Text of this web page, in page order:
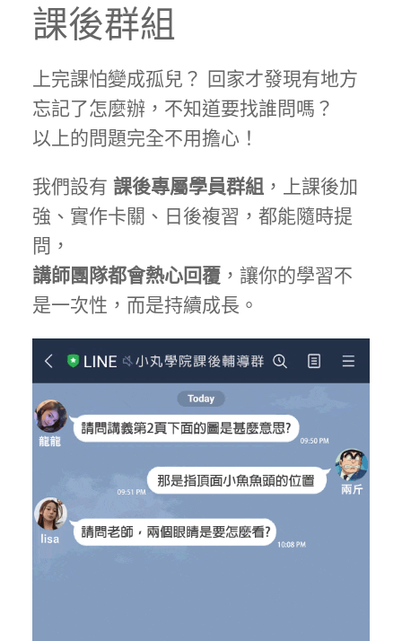
課後群組
上完課怕變成孤兒？ 回家才發現有地方
忘記了怎麼辦，不知道要找誰問嗎？
以上的問題完全不用擔心！
我們設有 課後專屬學員群組 ，上課後加
強、實作卡關、日後複習，都能隨時提
問，
講師團隊都會熱心回覆 ，讓你的學習不
是一次性，而是持續成長。